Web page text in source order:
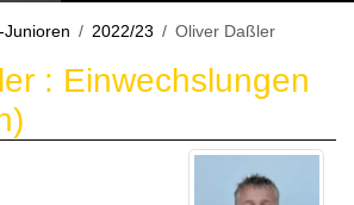
Junioren 2022/23 Oliver Daßler
: Einwechslungen